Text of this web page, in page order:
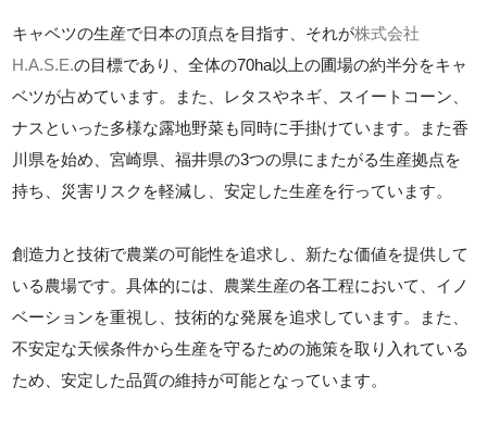
キャベツの生産で日本の頂点を目指す、それが株式会社
H.A.S.E.の目標であり、全体の70ha以上の圃場の約半分をキャ
ベツが占めています。また、レタスやネギ、スイートコーン、
ナスといった多様な露地野菜も同時に手掛けています。また香
川県を始め、宮崎県、福井県の3つの県にまたがる生産拠点を
持ち、災害リスクを軽減し、安定した生産を行っています。
創造力と技術で農業の可能性を追求し、新たな価値を提供して
いる農場です。具体的には、農業生産の各工程において、イノ
ベーションを重視し、技術的な発展を追求しています。また、
不安定な天候条件から生産を守るための施策を取り入れている
ため、安定した品質の維持が可能となっています。